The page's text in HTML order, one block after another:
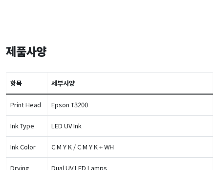
제품사양
항목 세부사양
Print Head Epson T3200
Ink Type LED UV Ink
Ink Color C M Y K / C M Y K + WH
Drying
Dual UV LED Lamps